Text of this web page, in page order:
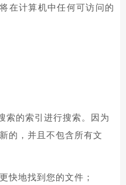
在计算机中任何可访问的
索的索引进行搜索。因为
的，并且不包含所有文
快地找到您的文件；